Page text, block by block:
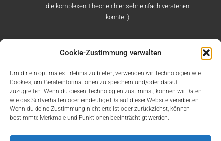
Cookie-Zustimmung verwalten
Um dir ein optimales Erlebnis zu bieten, verwenden wir Technologien wie
Cookies, um Geräteinformationen zu speichern und/oder darauf
zuzugreifen. Wenn du diesen Technologien zustimmst, können wir Daten
wie das Surfverhalten oder eindeutige IDs auf dieser Website verarbeiten.
Wenn du deine Zustimmung nicht erteilst oder zurückziehst, können
bestimmte Merkmale und Funktionen beeinträchtigt werden.
die komplexen Theorien hier sehr einfach verstehen
konnte :)
Über uns Kooperationen Aktuelles Training
Coaching
Artikel
Datenschutzrichtlinien Impressum
Moderieren